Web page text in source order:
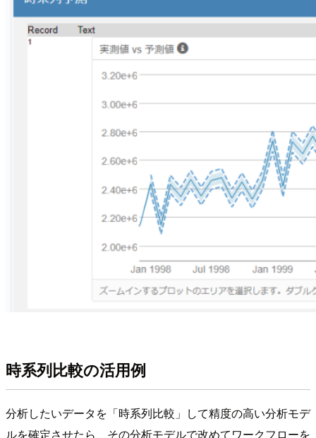
時系列比較の活用例
分析したいデータを「時系列比較」して精度の高い分析モデ
ルを確定させたら、その分析モデルで改めてワークフローを